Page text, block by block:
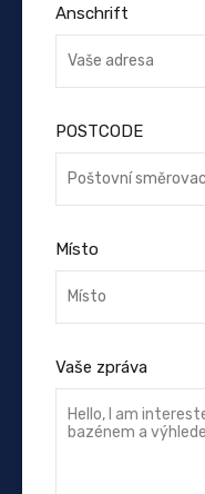
Anschrift
POSTCODE
Místo
Vaše zpráva